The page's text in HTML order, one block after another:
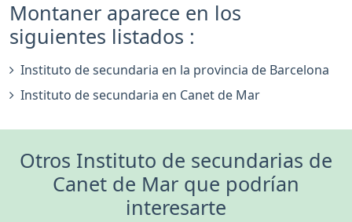
Montaner aparece en los
siguientes listados :
Instituto de secundaria en la provincia de Barcelona
Instituto de secundaria en Canet de Mar
Otros Instituto de secundarias de
Canet de Mar que podrían
interesarte